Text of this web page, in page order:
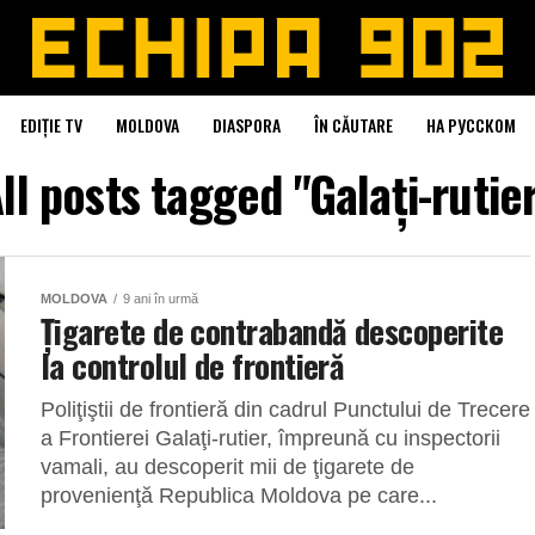
EDIȚIE TV MOLDOVA DIASPORA ÎN CĂUTARE НА РУССКОМ
posts tagged "Galaţi-
MOLDOVA 9 ani în urmă
Ţigarete de contrabandă descoperite
la controlul de frontieră
Poliţiştii de frontieră din cadrul Punctului de Trecere
a Frontierei Galaţi-rutier, împreună cu inspectorii
vamali, au descoperit mii de ţigarete de
provenienţă Republica Moldova pe care...